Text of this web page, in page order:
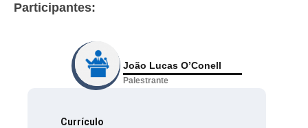
Participantes:
João Lucas O’Conell
Palestrante
Currículo